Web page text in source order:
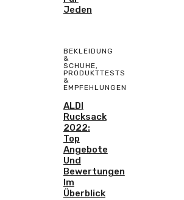
Jeden
BEKLEIDUNG
&
SCHUHE,
PRODUKTTESTS
&
EMPFEHLUNGEN
ALDI
Rucksack
2022:
Top
Angebote
Und
Bewertungen
Im
Überblick